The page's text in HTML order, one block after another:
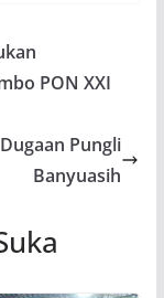
PON XXI
Pungli
Banyuasih